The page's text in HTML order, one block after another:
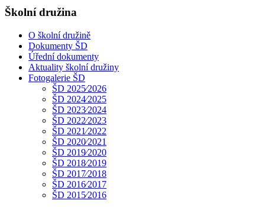
Školní družina
O školní družině
Dokumenty ŠD
Úřední dokumenty
Aktuality školní družiny
Fotogalerie ŠD
ŠD 2025⁄2026
ŠD 2024⁄2025
ŠD 2023⁄2024
ŠD 2022⁄2023
ŠD 2021⁄2022
ŠD 2020⁄2021
ŠD 2019⁄2020
ŠD 2018⁄2019
ŠD 2017⁄2018
ŠD 2016⁄2017
ŠD 2015⁄2016